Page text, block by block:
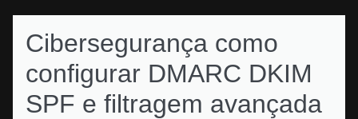
Cibersegurança como
configurar DMARC DKIM
SPF e filtragem avançada